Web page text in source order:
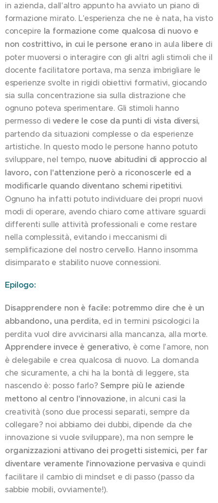
in azienda, dall'altro appunto ha avviato un piano di
formazione mirato. L'esperienza che ne è nata, ha visto
concepire la formazione come qualcosa di nuovo e
non costrittivo, in cui le persone erano in aula libere di
poter muoversi o interagire con gli altri agli stimoli che il
docente facilitatore portava, ma senza imbrigliare le
esperienze svolte in rigidi obiettivi formativi, giocando
sia sulla concentrazione sia sulla distrazione che
ognuno poteva sperimentare. Gli stimoli hanno
permesso divedere le cose da punti di vista diversi,
partendo da situazioni complesse o da esperienze
artistiche. In questo modo le persone hanno potuto
sviluppare, nel tempo, nuove abitudini di approccio al
lavoro, con l'attenzione però a riconoscerle ed a
modificarle quando diventano schemi ripetitivi.
Ognuno ha infatti potuto individuare dei propri nuovi
modi di operare, avendo chiaro come attivare sguardi
differenti sulle attività professionali e come restare
nella complessità, evitando i meccanismi di
semplificazione del nostro cervello. Hanno insomma
disimparato e stabilito nuove connessioni.
Epilogo:
Disapprendere non è facile: potremmo dire che è un
abbandono, una perdita, ed in termini psicologici la
perdita vuol dire avvicinarsi alla mancanza, alla morte.
Apprendere invece è generativo, è come l'amore, non
è delegabile e crea qualcosa di nuovo. La domanda
che sicuramente, a chi ha la bontà di leggere, sta
nascendo è: posso farlo? Sempre più le aziende
mettono al centro l'innovazione, in alcuni casi la
creatività (sono due processi separati, sempre da
collegare? noi abbiamo dei dubbi, dipende da che
innovazione si vuole sviluppare), ma non sempre le
organizzazioni attivano dei progetti sistemici, per far
diventare veramente l'innovazione pervasiva e quindi
facilitare il cambio di mindset e di passo (passo da
sabbie mobili, ovviamente!).